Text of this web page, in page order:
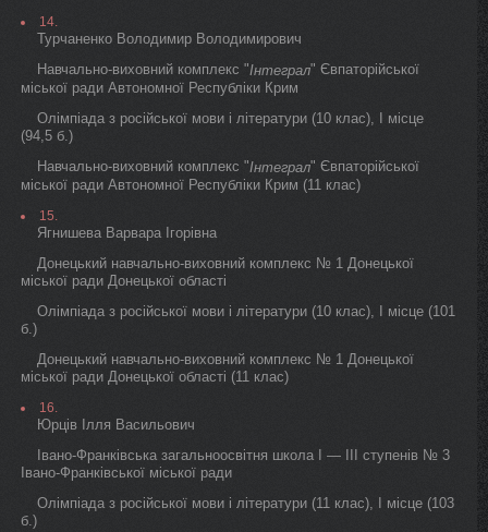
14.
Турчаненко Володимир Володимирович
Навчально-виховний комплекс "Інтеграл" Євпаторійської
міської ради Автономної Республіки Крим
Олімпіада з російської мови і літератури (10 клас), I місце
(94,5 б.)
Навчально-виховний комплекс "Інтеграл" Євпаторійської
міської ради Автономної Республіки Крим (11 клас)
15.
Ягнишева Варвара Ігорівна
Донецький навчально-виховний комплекс № 1 Донецької
міської ради Донецької області
Олімпіада з російської мови і літератури (10 клас), I місце (101
б.)
Донецький навчально-виховний комплекс № 1 Донецької
міської ради Донецької області (11 клас)
16.
Юрців Ілля Васильович
Івано-Франківська загальноосвітня школа I — III ступенів № 3
Івано-Франківської міської ради
Олімпіада з російської мови і літератури (11 клас), I місце (103
б.)